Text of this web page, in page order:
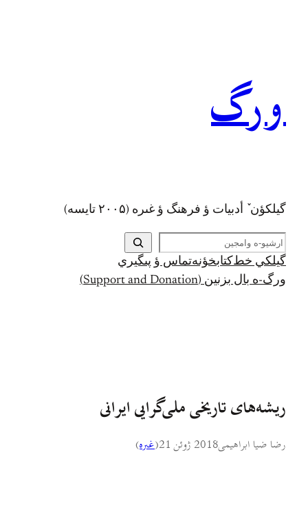
ورگ
گيلکؤن ٚ أدبیات ؤ فرهنگ ؤ غىره (۲۰۰۵ تايسه)
ج
س
ت
ج
گيلکي خط کتابخؤنهتماس ؤ پىگيري
ورگ-ه بال بزنين (Support and Donation)
ریشه‌های تاریخی ملی‌گرایی ایرانی
رضا ضیا ابراهیمی2018 ژوئن 21 (غىره)